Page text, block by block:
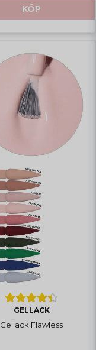
KÖP
GELLACK
Gellack Flawless